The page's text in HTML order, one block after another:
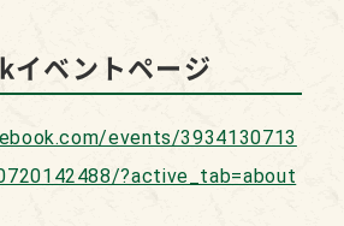
ベントページ
events/3934130713
?active_tab=about